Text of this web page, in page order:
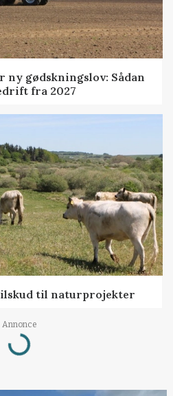
ny gødskningslov: Sådan
fra 2027
til naturprojekter
Annonce